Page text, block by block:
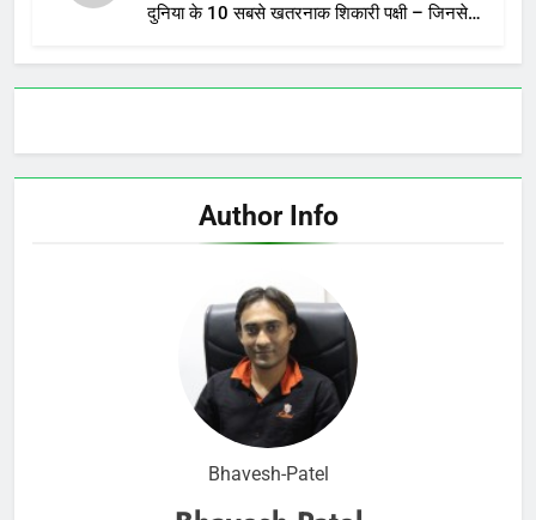
दुनिया के 10 सबसे खतरनाक शिकारी पक्षी – जिनसे
Author Info
Bhavesh-Patel